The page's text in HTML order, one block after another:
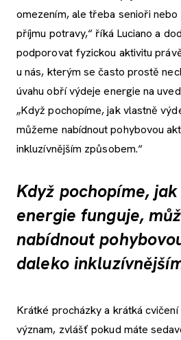
omezením, ale třeba senioři nebo
příjmu potravy,“ říká Luciano a
podporovat fyzickou aktivitu
u nás, kterým se často prostě
úvahu obří výdeje energie na
„Když pochopíme, jak vlastně
můžeme nabídnout pohybovou
inkluzívnějším způsobem.“
Když pochopíme,
energie funguje,
nabídnout
daleko
Krátké procházky a krátká
význam, zvlášť pokud máte